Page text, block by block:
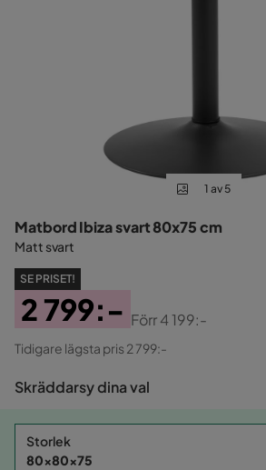
1 av 5
Matbord Ibiza svart 80x75 cm
Matt svart
SE PRISET!
Pris
2 799:-
Original
Pris
Förr4 199:-
Tidigare lägsta pris 2 799:-
Skräddarsy dina val
Storlek
80x80x75